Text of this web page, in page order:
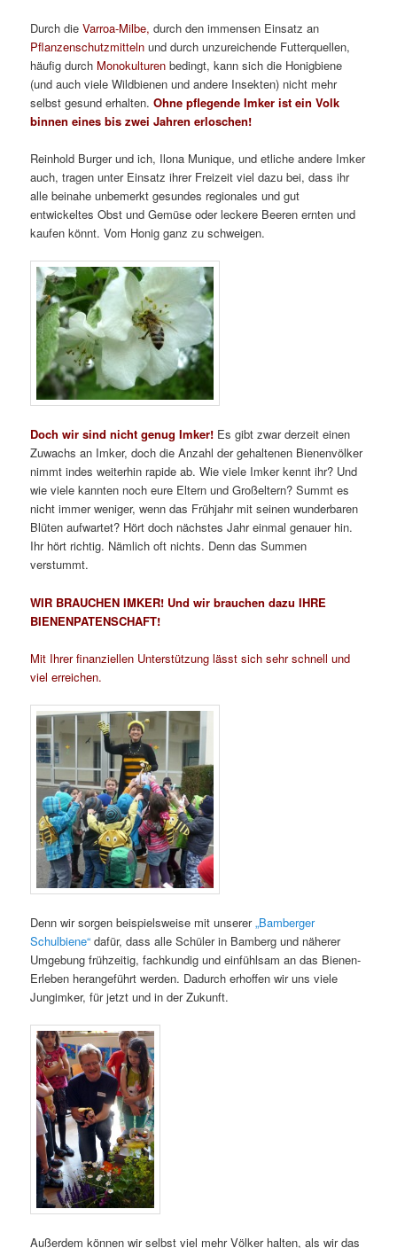
Durch dieVarroa-Milbe, durch den immensen Einsatz an
Pflanzenschutzmitteln und durch unzureichende Futterquellen,
häufig durch Monokulturen bedingt, kann sich die Honigbiene
(und auch viele Wildbienen und andere Insekten) nicht mehr
selbst gesund erhalten.Ohne pflegende Imker ist ein Volk
binnen eines bis zwei Jahren erloschen!
Reinhold Burger und ich, Ilona Munique, und etliche andere Imker
auch, tragen unter Einsatz ihrer Freizeit viel dazu bei, dass ihr
alle beinahe unbemerkt gesundes regionales und gut
entwickeltes Obst und Gemüse oder leckere Beeren ernten und
kaufen könnt. Vom Honig ganz zu schweigen.
Doch wir sind nicht genug Imker! Es gibt zwar derzeit einen
Zuwachs an Imker, doch die Anzahl der gehaltenen Bienenvölker
nimmt indes weiterhin rapide ab. Wie viele Imker kennt ihr? Und
wie viele kannten noch eure Eltern und Großeltern? Summt es
nicht immer weniger, wenn das Frühjahr mit seinen wunderbaren
Blüten aufwartet? Hört doch nächstes Jahr einmal genauer hin.
Ihr hört richtig. Nämlich oft nichts. Denn das Summen
verstummt.
WIR BRAUCHEN IMKER! Und wir brauchen dazu IHRE
BIENENPATENSCHAFT!
Mit Ihrer finanziellen Unterstützung lässt sich sehr schnell und
viel erreichen.
Denn wir sorgen beispielsweise mit unserer„Bamberger
Schulbiene“ dafür, dass alle Schüler in Bamberg und näherer
Umgebung frühzeitig, fachkundig und einfühlsam an das Bienen-
Erleben herangeführt werden. Dadurch erhoffen wir uns viele
Jungimker, für jetzt und in der Zukunft.
Außerdem können wir selbst viel mehr Völker halten, als wir das